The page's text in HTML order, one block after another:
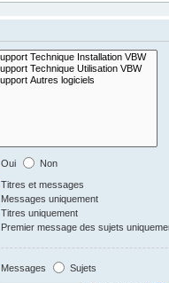
Oui
Non
Titres et messages
Messages uniquement
Titres uniquement
Premier message des sujets
Messages
Sujets